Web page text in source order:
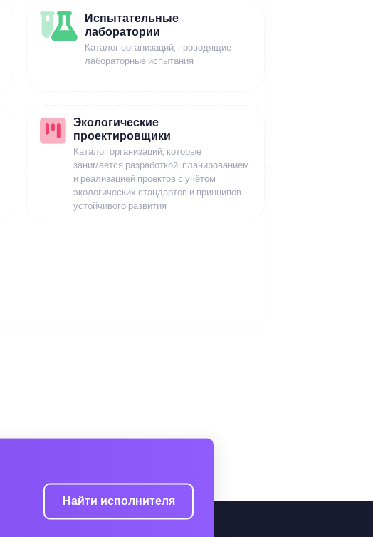
Испытательные
лаборатории
Каталог организаций, проводящие
лабораторные испытания
Экологические
проектировщики
Каталог организаций, которые
занимается разработкой, планированием
и реализацией проектов с учётом
экологических стандартов и принципов
устойчивого развития
Найти исполнителя